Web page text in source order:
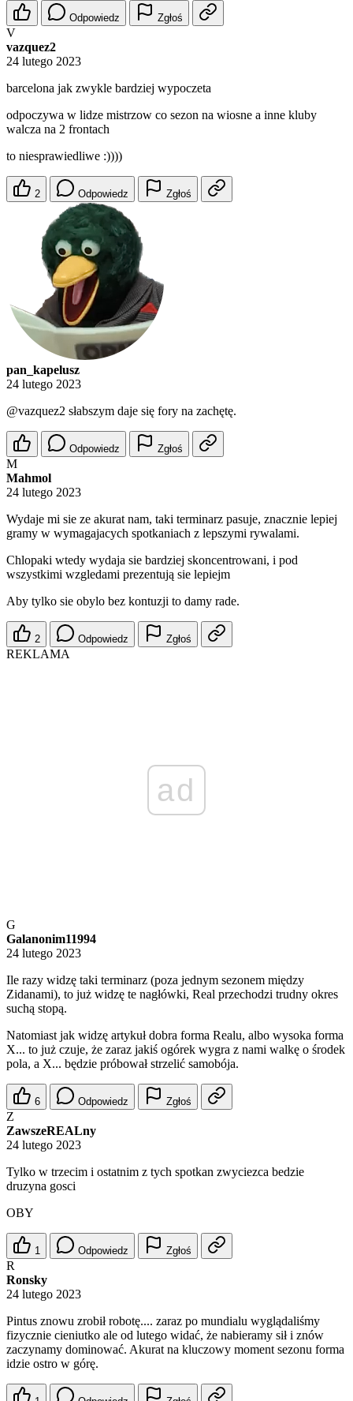
Odpowiedz Zgłoś
V
vazquez2
24 lutego 2023
barcelona jak zwykle bardziej wypoczeta
odpoczywa w lidze mistrzow co sezon na wiosne a inne kluby
walcza na 2 frontach
to niesprawiedliwe :))))
2 Odpowiedz Zgłoś
pan_kapelusz
24 lutego 2023
@vazquez2 słabszym daje się fory na zachętę.
Odpowiedz Zgłoś
M
Mahmol
24 lutego 2023
Wydaje mi sie ze akurat nam, taki terminarz pasuje, znacznie lepiej
gramy w wymagajacych spotkaniach z lepszymi rywalami.
Chlopaki wtedy wydaja sie bardziej skoncentrowani, i pod
wszystkimi wzgledami prezentują sie lepiejm
Aby tylko sie obylo bez kontuzji to damy rade.
2 Odpowiedz Zgłoś
REKLAMA
ad
G
Galanonim11994
24 lutego 2023
Ile razy widzę taki terminarz (poza jednym sezonem między
Zidanami), to już widzę te nagłówki, Real przechodzi trudny okres
suchą stopą.
Natomiast jak widzę artykuł dobra forma Realu, albo wysoka forma
X... to już czuje, że zaraz jakiś ogórek wygra z nami walkę o środek
pola, a X... będzie próbował strzelić samobója.
6 Odpowiedz Zgłoś
Z
ZawszeREALny
24 lutego 2023
Tylko w trzecim i ostatnim z tych spotkan zwyciezca bedzie
druzyna gosci
OBY
1 Odpowiedz Zgłoś
R
Ronsky
24 lutego 2023
Pintus znowu zrobił robotę.... zaraz po mundialu wyglądaliśmy
fizycznie cieniutko ale od lutego widać, że nabieramy sił i znów
zaczynamy dominować. Akurat na kluczowy moment sezonu forma
idzie ostro w górę.